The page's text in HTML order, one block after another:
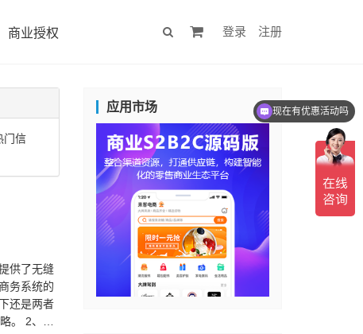
商业授权 登录 注册
门信
供了无缝
务系统的
还是两者
。 2、搭
应用市场 现在有优惠活动吗